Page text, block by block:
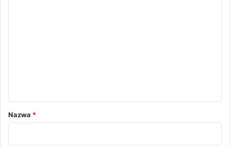
r
*
Nazwa *